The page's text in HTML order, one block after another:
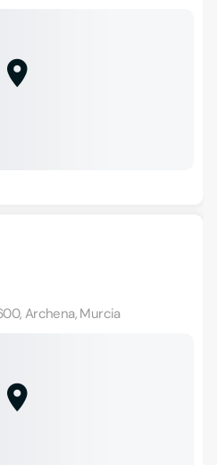
Archena, Murcia